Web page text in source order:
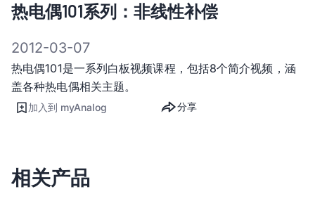
Video
热电偶101系列：非线性补偿
2012-03-07
热电偶101是一系列白板视频课程，包括8个简介视频，涵
盖各种热电偶相关主题。
加入到 myAnalog 分享
相关产品